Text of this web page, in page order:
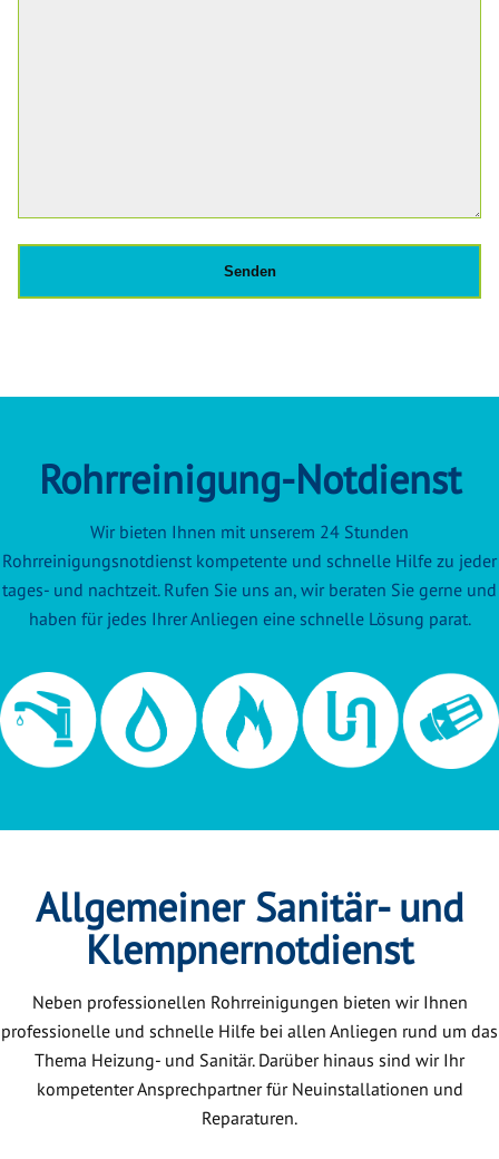
Rohrreinigung-Notdienst
Wir bieten Ihnen mit unserem 24 Stunden
Rohrreinigungsnotdienst kompetente und schnelle Hilfe zu jeder
tages- und nachtzeit. Rufen Sie uns an, wir beraten Sie gerne und
haben für jedes Ihrer Anliegen eine schnelle Lösung parat.
Allgemeiner Sanitär- und
Klempnernotdienst
Neben professionellen Rohrreinigungen bieten wir Ihnen
professionelle und schnelle Hilfe bei allen Anliegen rund um das
Thema Heizung- und Sanitär. Darüber hinaus sind wir Ihr
kompetenter Ansprechpartner für Neuinstallationen und
Reparaturen.